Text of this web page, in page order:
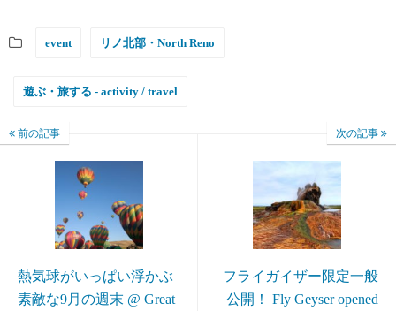
event リノ北部・North Reno
遊ぶ・旅する - activity / travel
前の記事
熱気球がいっぱい浮かぶ
素敵な9月の週末 @ Great
次の記事
フライガイザー限定一般
公開！ Fly Geyser opened